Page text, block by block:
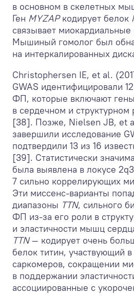
в основном в скелетных
Ген MYZAPкодирует белок
связывает миокардиальные
Мышиный гомолог был
на интеркалированных
Christophersen IE, et al.
GWAS идентифицировали
ФП, которые включают
в сердечном и
[38]. Позже, Nielsen JB, et
завершили исследование
подтвердили 13 из 16
[39]. Статистически
была выявлена в локусе
7 сильно коррелирующих
Эти миссенс-варианты
диапазоны TTN, сильного
ФП из-за его роли в
и эластичности мышц
TTN— кодирует очень
белок титин, участвующий
саркомеров, сокращении
в поддержании
ассоциированные с